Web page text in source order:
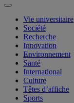
Vie universitaire
Société
Recherche
Innovation
Environnement
Santé
International
Culture
Têtes d’affiche
Sports